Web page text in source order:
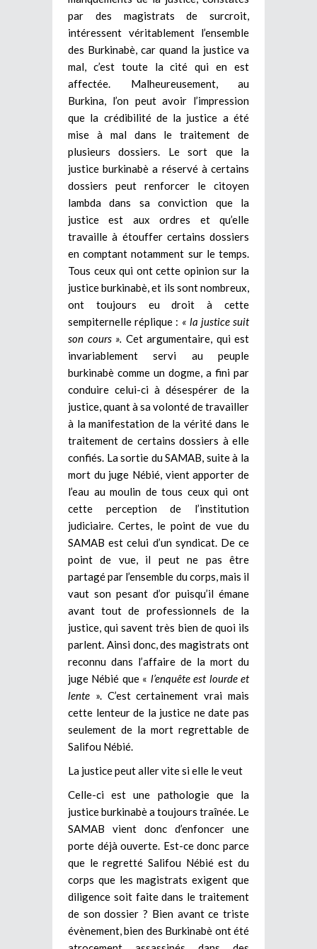
par des magistrats de surcroit,
intéressent véritablement l’ensemble
des Burkinabè, car quand la justice va
mal, c’est toute la cité qui en est
affectée. Malheureusement, au
Burkina, l’on peut avoir l’impression
que la crédibilité de la justice a été
mise à mal dans le traitement de
plusieurs dossiers. Le sort que la
justice burkinabè a réservé à certains
dossiers peut renforcer le citoyen
lambda dans sa conviction que la
justice est aux ordres et qu’elle
travaille à étouffer certains dossiers
en comptant notamment sur le temps.
Tous ceux qui ont cette opinion sur la
justice burkinabè, et ils sont nombreux,
ont toujours eu droit à cette
sempiternelle réplique : « la justice suit
son cours ». Cet argumentaire, qui est
invariablement servi au peuple
burkinabè comme un dogme, a fini par
conduire celui-ci à désespérer de la
justice, quant à sa volonté de travailler
à la manifestation de la vérité dans le
traitement de certains dossiers à elle
confiés. La sortie du SAMAB, suite à la
mort du juge Nébié, vient apporter de
l’eau au moulin de tous ceux qui ont
cette perception de l’institution
judiciaire. Certes, le point de vue du
SAMAB est celui d’un syndicat. De ce
point de vue, il peut ne pas être
partagé par l’ensemble du corps, mais il
vaut son pesant d’or puisqu’il émane
avant tout de professionnels de la
justice, qui savent très bien de quoi ils
parlent. Ainsi donc, des magistrats ont
reconnu dans l’affaire de la mort du
juge Nébié que « l’enquête est lourde et
lente ». C’est certainement vrai mais
cette lenteur de la justice ne date pas
seulement de la mort regrettable de
Salifou Nébié.
La justice peut aller vite si elle le veut
Celle-ci est une pathologie que la
justice burkinabè a toujours traînée. Le
SAMAB vient donc d’enfoncer une
porte déjà ouverte. Est-ce donc parce
que le regretté Salifou Nébié est du
corps que les magistrats exigent que
diligence soit faite dans le traitement
de son dossier ? Bien avant ce triste
évènement, bien des Burkinabè ont été